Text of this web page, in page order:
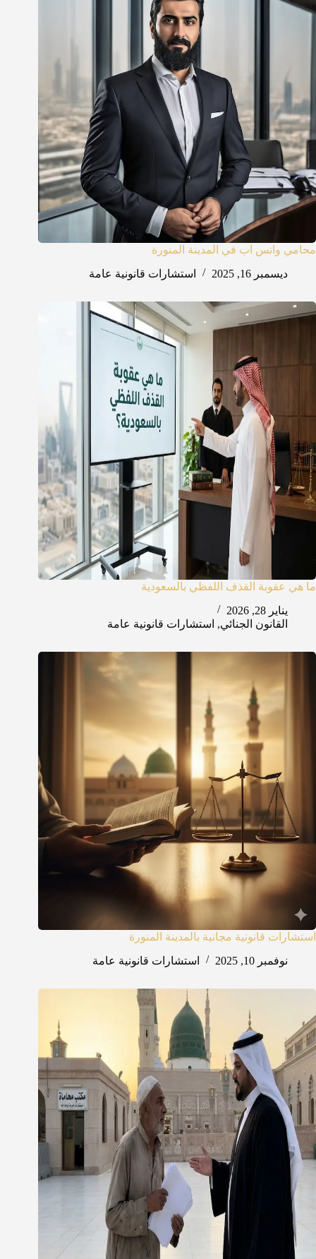
محامي واتس اب في المدينة المنورة
ديسمبر 16, 2025
استشارات قانونية عامة
ما هي عقوبة القذف اللفظي بالسعودية
يناير 28, 2026
القانون الجنائي, استشارات قانونية عامة
استشارات قانونية مجانية بالمدينة المنورة
نوفمبر 10, 2025
استشارات قانونية عامة